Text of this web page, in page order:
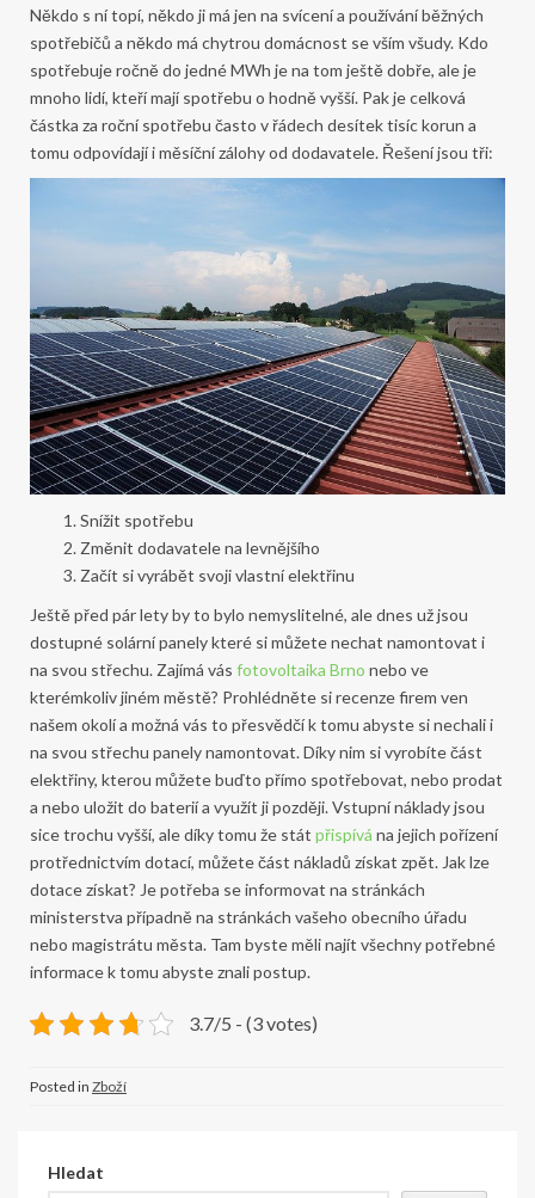
Někdo s ní topí, někdo ji má jen na svícení a používání běžných
spotřebičů a někdo má chytrou domácnost se vším všudy. Kdo
spotřebuje ročně do jedné MWh je na tom ještě dobře, ale je
mnoho lidí, kteří mají spotřebu o hodně vyšší. Pak je celková
částka za roční spotřebu často v řádech desítek tisíc korun a
tomu odpovídají i měsíční zálohy od dodavatele. Řešení jsou tři:
Snížit spotřebu
Změnit dodavatele na levnějšího
Začít si vyrábět svoji vlastní elektřinu
Ještě před pár lety by to bylo nemyslitelné, ale dnes už jsou
dostupné solární panely které si můžete nechat namontovat i
na svou střechu. Zajímá vás fotovoltaika Brno nebo ve
kterémkoliv jiném městě? Prohlédněte si recenze firem ven
našem okolí a možná vás to přesvědčí k tomu abyste si nechali i
na svou střechu panely namontovat. Díky nim si vyrobíte část
elektřiny, kterou můžete buďto přímo spotřebovat, nebo prodat
a nebo uložit do baterií a využít ji později. Vstupní náklady jsou
sice trochu vyšší, ale díky tomu že stát přispívá na jejich pořízení
protřednictvím dotací, můžete část nákladů získat zpět. Jak lze
dotace získat? Je potřeba se informovat na stránkách
ministerstva případně na stránkách vašeho obecního úřadu
nebo magistrátu města. Tam byste měli najít všechny potřebné
informace k tomu abyste znali postup.
3.7/5 - (3 votes)
Posted in Zboží
Hledat